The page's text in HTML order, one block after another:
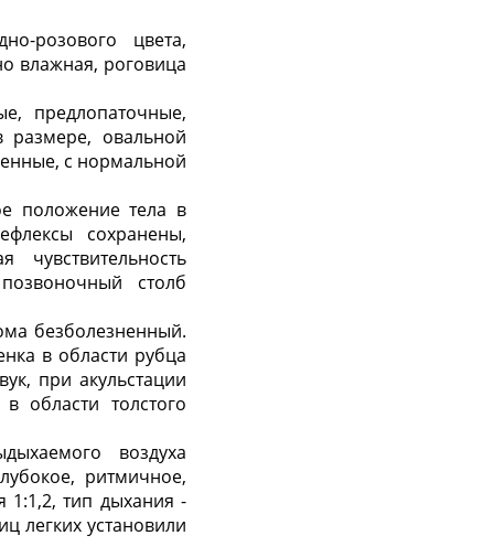
розового цвета,
влажная, роговица
предлопаточные,
овальной
с нормальной
положение тела в
сохранены,
столб
безболезненный.
в области рубца
при акульстации
области толстого
воздуха
ритмичное,
1:1,2, тип дыхания -
легких установили